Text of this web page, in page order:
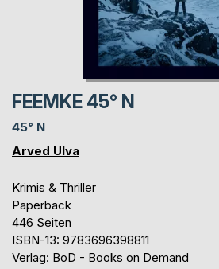
FEEMKE 45° N
45° N
Arved Ulva
Krimis & Thriller
Paperback
446 Seiten
ISBN-13: 9783696398811
Verlag: BoD - Books on Demand